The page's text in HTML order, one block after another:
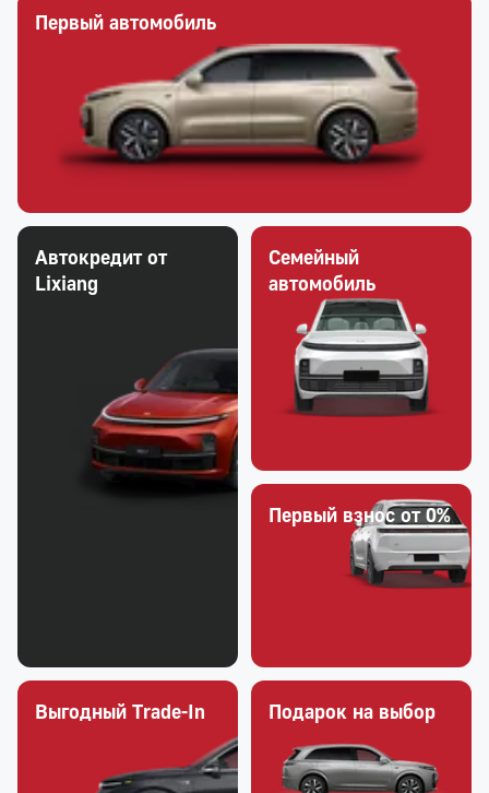
Первый автомобиль
Семейный
автомобиль
Первый взнос от 0%
Автокредит от
Lixiang
Выгодный Trade-In Подарок на выбор